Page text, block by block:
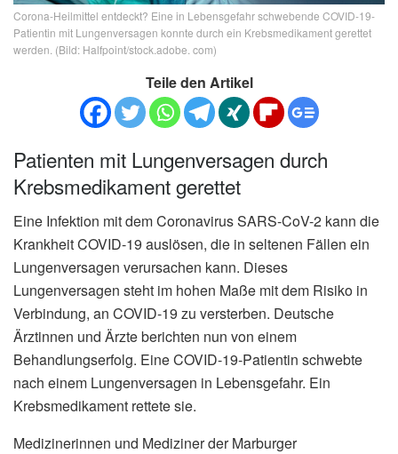
Corona-Heilmittel entdeckt? Eine in Lebensgefahr schwebende COVID-19-
Patientin mit Lungenversagen konnte durch ein Krebsmedikament gerettet
werden. (Bild: Halfpoint/stock.adobe. com)
Teile den Artikel
Patienten mit Lungenversagen durch
Krebsmedikament gerettet
Eine Infektion mit dem Coronavirus SARS-CoV-2 kann die
Krankheit COVID-19 auslösen, die in seltenen Fällen ein
Lungenversagen verursachen kann. Dieses
Lungenversagen steht im hohen Maße mit dem Risiko in
Verbindung, an COVID-19 zu versterben. Deutsche
Ärztinnen und Ärzte berichten nun von einem
Behandlungserfolg. Eine COVID-19-Patientin schwebte
nach einem Lungenversagen in Lebensgefahr. Ein
Krebsmedikament rettete sie.
Medizinerinnen und Mediziner der Marburger